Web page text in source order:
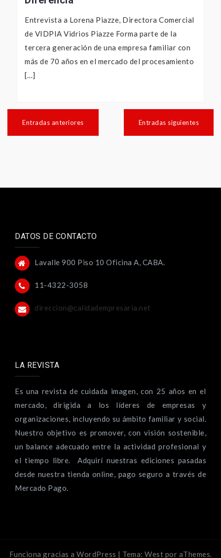
Entrevista a Lorena Piazze, Directora Comercial
de VIDPIA Vidrios Piazze Forma parte de la
tercera generación de una empresa familiar con
más de 70 años en el mercado del procesamiento
[…]
Entradas anteriores Entradas siguientes
DATOS DE CONTACTO
Lavalle 900 Piso 10 Oficina A, CABA.
11-4322-3058
direccion@calidadempresaria.net
LA REVISTA
Es una revista de cuidada imagen, con 25 años en el
mercado, dirigida a los líderes de empresas y
organizaciones, incluyendo su ámbito familiar y social.
Nuestro objetivo es promover, con visión sostenible,
un balance adecuado entre la actividad profesional y
el tiempo libre. Adquirí nuestras ediciones pasadas
desde nuestra tienda online, pago seguro a través de
Mercado Pago.
Funciona gracias a WordPress | Tema: West por aThemes.